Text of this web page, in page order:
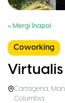
< Mergi înapoi
Coworking
Cartagena,
Columbia